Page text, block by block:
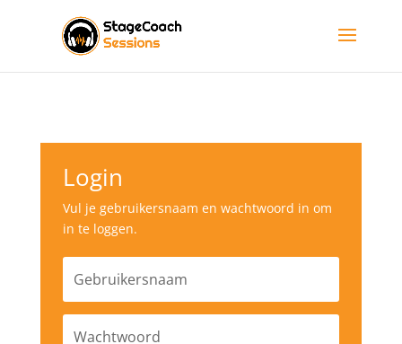
Login
Vul je gebruikersnaam en wachtwoord in om
in te loggen.